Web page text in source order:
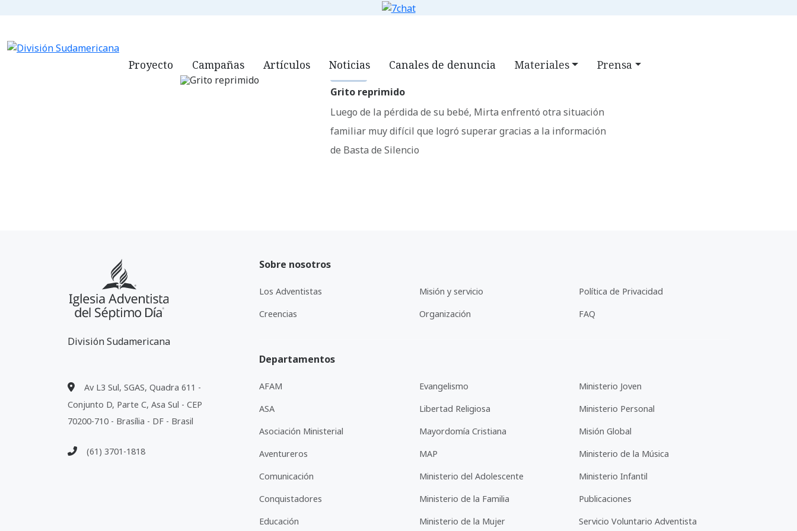
Proyecto Campañas Artículos Noticias Canales de denuncia Materiales Prensa
Grito reprimido
Luego de la pérdida de su bebé, Mirta enfrentó otra situación
familiar muy difícil que logró superar gracias a la información
de Basta de Silencio
División Sudamericana
Av L3 Sul, SGAS, Quadra 611 -
Conjunto D, Parte C, Asa Sul - CEP
70200-710 - Brasília - DF - Brasil
(61) 3701-1818
Sobre nosotros
Los Adventistas
Creencias
Misión y servicio
Organización
Política de Privacidad
FAQ
Departamentos
AFAM
ASA
Asociación Ministerial
Aventureros
Comunicación
Conquistadores
Educación
Evangelismo
Libertad Religiosa
Mayordomía Cristiana
MAP
Ministerio del Adolescente
Ministerio de la Familia
Ministerio de la Mujer
Ministerio Joven
Ministerio Personal
Misión Global
Ministerio de la Música
Ministerio Infantil
Publicaciones
Servicio Voluntario Adventista